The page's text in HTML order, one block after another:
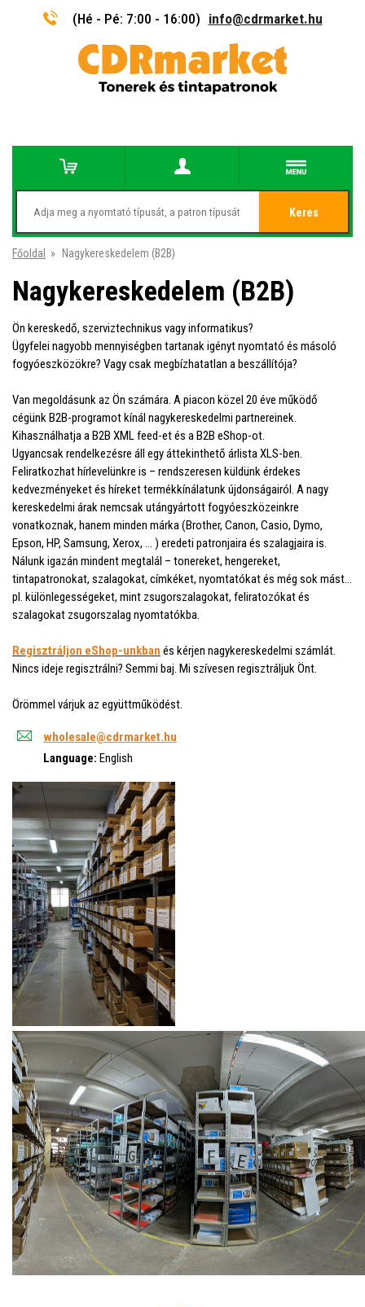
(Hé - Pé: 7:00 - 16:00) info@cdrmarket.hu
Keres
Főoldal » Nagykereskedelem (B2B)
Nagykereskedelem (B2B)
Ön kereskedő, szerviztechnikus vagy informatikus?
Ügyfelei nagyobb mennyiségben tartanak igényt nyomtató és másoló
fogyóeszközökre? Vagy csak megbízhatatlan a beszállítója?
Van megoldásunk az Ön számára. A piacon közel 20 éve működő
cégünk B2B-programot kínál nagykereskedelmi partnereinek.
Kihasználhatja a B2B XML feed-et és a B2B eShop-ot.
Ugyancsak rendelkezésre áll egy áttekinthető árlista XLS-ben.
Feliratkozhat hírlevelünkre is – rendszeresen küldünk érdekes
kedvezményeket és híreket termékkínálatunk újdonságairól. A nagy
kereskedelmi árak nemcsak utángyártott fogyóeszközeinkre
vonatkoznak, hanem minden márka (Brother, Canon, Casio, Dymo,
Epson, HP, Samsung, Xerox, ... ) eredeti patronjaira és szalagjaira is.
Nálunk igazán mindent megtalál – tonereket, hengereket,
tintapatronokat, szalagokat, címkéket, nyomtatókat és még sok mást…
pl. különlegességeket, mint zsugorszalagokat, feliratozókat és
szalagokat zsugorszalag nyomtatókba.
Regisztráljon eShop-unkban és kérjen nagykereskedelmi számlát.
Nincs ideje regisztrálni? Semmi baj. Mi szívesen regisztráljuk Önt.
Örömmel várjuk az együttműködést.
wholesale@cdrmarket.hu
Language: English